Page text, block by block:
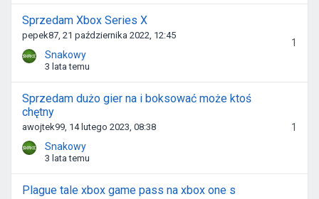
Sprzedam Xbox Series X
pepek87, 21 października 2022, 12:45
Snakowy
3 lata temu
1
Sprzedam dużo gier na i boksować może ktoś
chętny
awojtek99, 14 lutego 2023, 08:38
Snakowy
3 lata temu
1
Plague tale xbox game pass na xbox one s